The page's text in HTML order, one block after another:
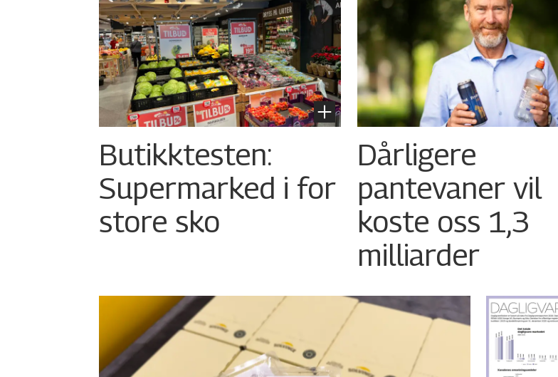
Butikktesten:
Supermarked i for
store sko
Dårligere
pantevaner vil
koste oss 1,3
milliarder